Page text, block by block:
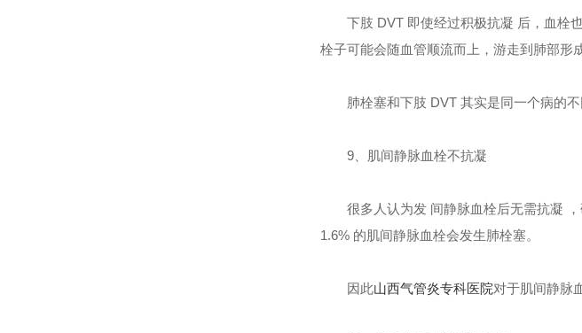
下肢 DVT 即使经过积极抗凝 后，血栓
栓子可能会随血管顺流而上，游走到肺部形
肺栓塞和下肢 DVT 其实是同一个病的
9、 肌间静脉血栓不抗凝
很多人认为发 间静脉血栓后无需抗凝
1.6% 的肌间静脉血栓会发生肺栓塞。
因此山西气管炎专科医院对于肌间静脉